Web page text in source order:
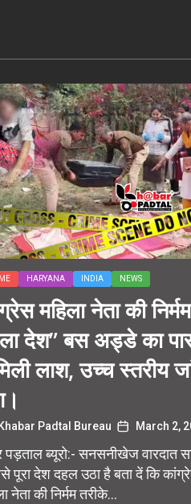
HARYANA INDIA NEWS
महिला नेता की
देश” बस अड्डे का
लाश, उच्च स्तरीय
Khabar Padtal Bureau March 2,
ब्यूरो:- सनसनीखेज वारदात
पूरा देश दहल उठा है बता दें कि
नेता की निर्मम तरीके...